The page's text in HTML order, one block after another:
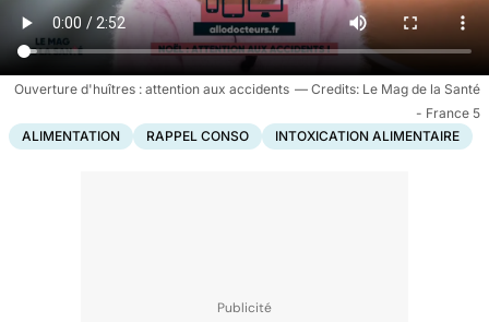
Ouverture d'huîtres : attention aux accidents
Le Mag de la Santé
- France 5
ALIMENTATION
RAPPEL CONSO INTOXICATION ALIMENTAIRE